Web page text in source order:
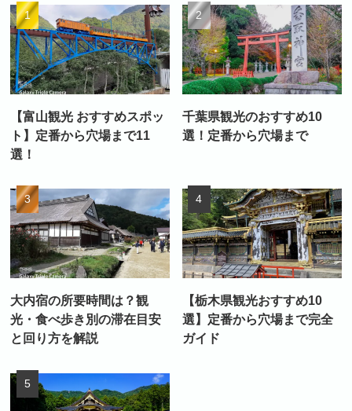
【富山観光 おすすめスポッ
ト】定番から穴場まで11
選！
千葉県観光のおすすめ10
選！定番から穴場まで
大内宿の所要時間は？観
光・食べ歩き別の滞在目安
と回り方を解説
【栃木県観光おすすめ10
選】定番から穴場まで完全
ガイド